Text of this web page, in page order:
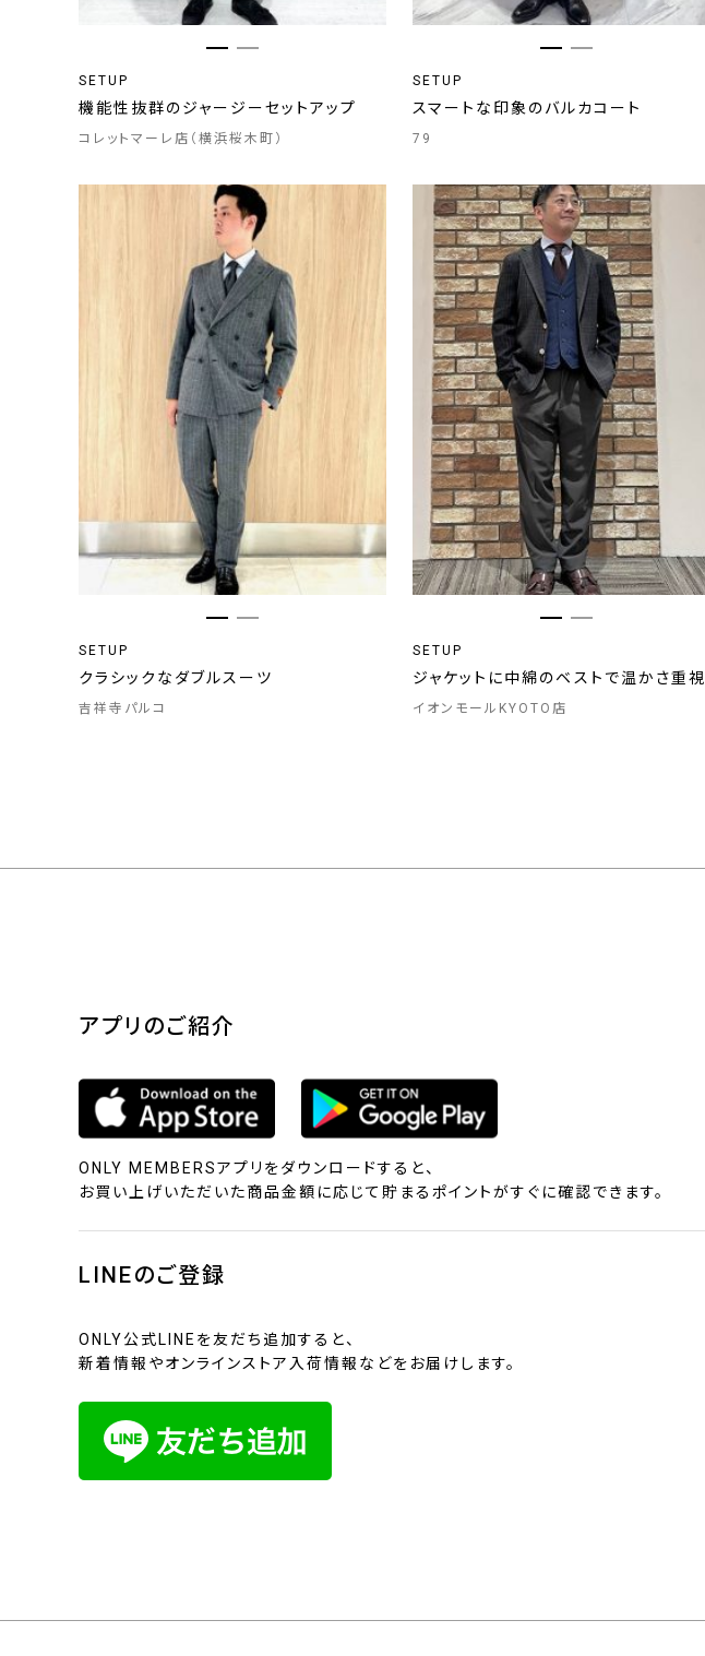
SETUP
機能性抜群のジャージーセットアップ
コレットマーレ店（横浜桜木町）
SETUP
スマートな印象のバルカコート
79
SETUP
クラシックなダブルスーツ
吉祥寺パルコ
SETUP
ジャケットに中綿のベストで温かさ重視
イオンモールKYOTO店
アプリのご紹介
ONLY MEMBERSアプリをダウンロードすると、
お買い上げいただいた商品金額に応じて貯まるポイントがすぐに確認できます。
LINEのご登録
ONLY公式LINEを友だち追加すると、
新着情報やオンラインストア入荷情報などをお届けします。